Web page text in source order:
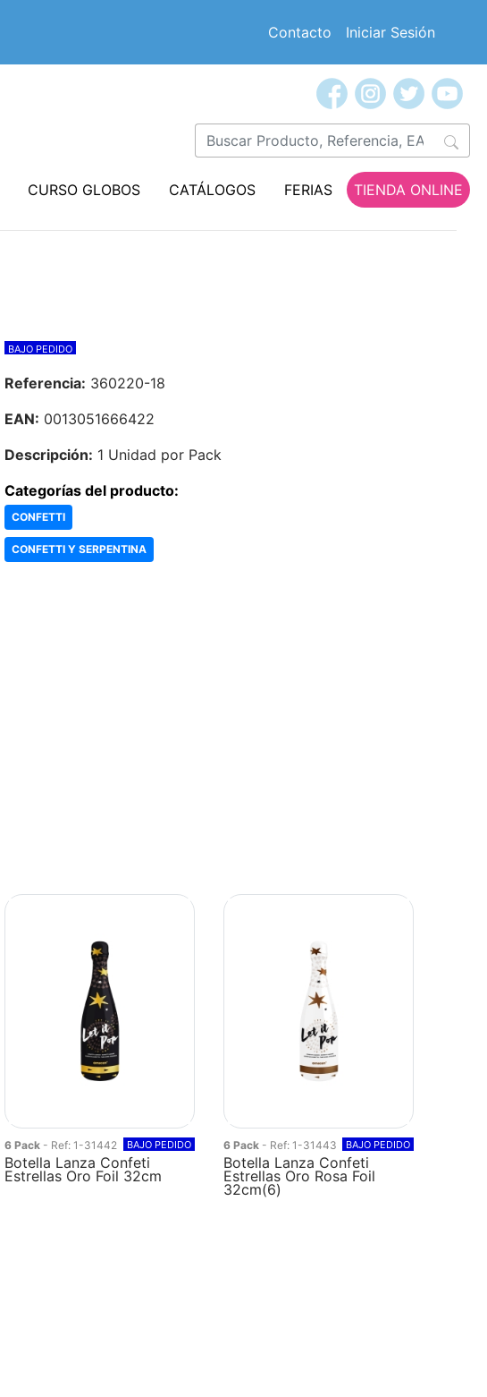
Contacto Iniciar Sesión
CURSO GLOBOS CATÁLOGOS FERIAS TIENDA ONLINE
BAJO PEDIDO
Referencia: 360220-18
EAN: 0013051666422
Descripción: 1 Unidad por Pack
Categorías del producto:
CONFETTI
CONFETTI Y SERPENTINA
6 Pack - Ref: 1-31442 BAJO PEDIDO
Botella Lanza Confeti
Estrellas Oro Foil 32cm
6 Pack - Ref: 1-31443 BAJO PEDIDO
Botella Lanza Confeti
Estrellas Oro Rosa Foil
32cm(6)